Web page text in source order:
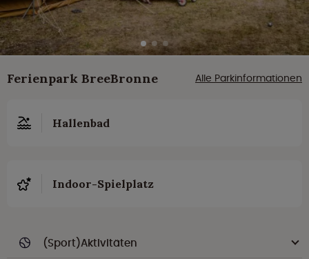
Ferienpark BreeBronne Alle Parkinformationen
Hallenbad
Indoor-Spielplatz
(Sport)Aktivitäten